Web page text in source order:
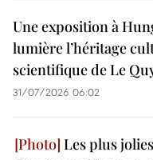
Une exposition à
lumière l’héritage
scientifique de Le
31/07/2026 06:02
Les plus